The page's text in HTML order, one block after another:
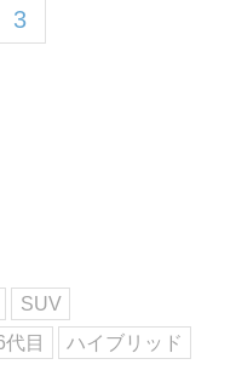
3
SUV
代目
ハイブリッド